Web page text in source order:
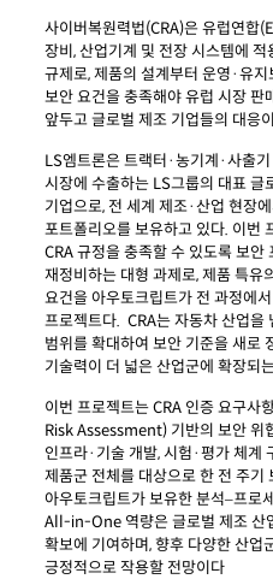
사이버복원력법(CRA)은 유럽연합
장비, 산업기계 및 전장 시스템에
규제로, 제품의 설계부터 운영·유
보안 요건을 충족해야 유럽 시장
앞두고 글로벌 제조 기업들의 대응
LS엠트론은 트랙터·농기계·사출
시장에 수출하는 LS그룹의 대표 글
기업으로, 전 세계 제조·산업 현장
포트폴리오를 보유하고 있다. 이번
CRA 규정을 충족할 수 있도록 보안
재정비하는 대형 과제로, 제품 특유
요건을 아우토크립트가 전 과정에
프로젝트다. CRA는 자동차 산업을
범위를 확대하여 보안 기준을 새로
기술력이 더 넓은 산업군에 확장되
이번 프로젝트는 CRA 인증 요구
Risk Assessment) 기반의 보안 위
인프라·기술 개발, 시험·평가 체계
제품군 전체를 대상으로 한 전 주기
아우토크립트가 보유한 분석–프로
All-in-One 역량은 글로벌 제조 산
확보에 기여하며, 향후 다양한 산
긍정적으로 작용할 전망이다